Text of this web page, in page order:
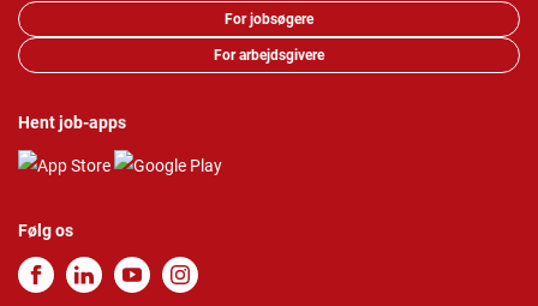
For jobsøgere
For arbejdsgivere
Hent job-apps
Følg os